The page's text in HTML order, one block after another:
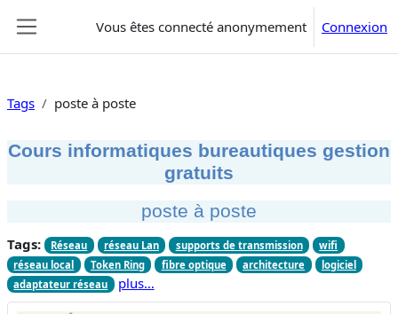
Vous êtes connecté anonymement Connexion
Tags poste à poste
Cours informatiques bureautiques gestion
gratuits
poste à poste
Tags: Réseau réseau Lan supports de transmission
wifi
réseau local
Token Ring fibre optique architecture
logiciel
adaptateur réseau
plus…